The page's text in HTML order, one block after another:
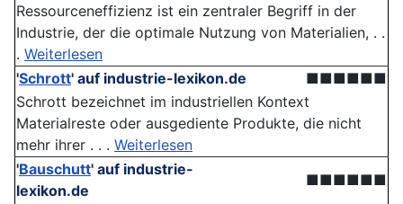
Ressourceneffizienz ist ein zentraler Begriff in der
Industrie, der die optimale Nutzung von Materialien, . .
. Weiterlesen
'Schrott' auf industrie-lexikon.de
■■■■■■
Schrott bezeichnet im industriellen Kontext
Materialreste oder ausgediente Produkte, die nicht
mehr ihrer . . . Weiterlesen
'Bauschutt' auf industrie-
lexikon.de
■■■■■■